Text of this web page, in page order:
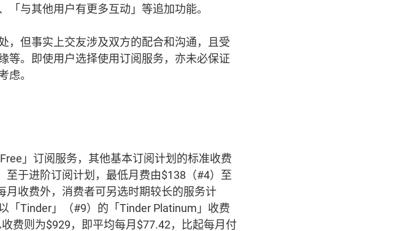
与其他用户有更多互动」等追加功能。
，但事实上交友涉及双方的配合和沟通，且受
等。即使用户选择使用订阅服务，亦未必保证
虑。
」订阅服务，其他基本订阅计划的标准收费
于进阶订阅计划，最低月费由$138（#4）至
收费外，消费者可另选时期较长的服务计
「Tinder」（#9）的「Tinder Platinum」收费
费则为$929，即平均每月$77.42，比起每月付